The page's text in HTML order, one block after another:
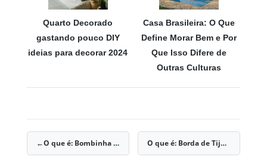
Quarto Decorado
gastando pouco DIY
ideias para decorar 2024
Casa Brasileira: O Que
Define Morar Bem e Por
Que Isso Difere de
Outras Culturas
Navegação
O que é: Bombinha para Aquário O que é: Borda de Tijolo